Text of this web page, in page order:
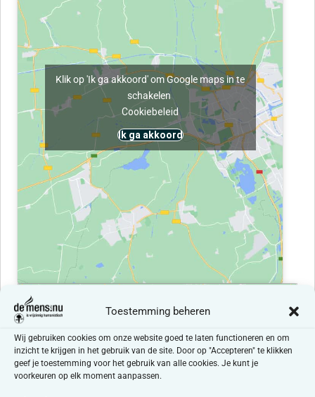
Toestemming beheren
Wij gebruiken cookies om onze website goed te laten functioneren en om
inzicht te krijgen in het gebruik van de site. Door op "Accepteren" te klikken
geef je toestemming voor het gebruik van alle cookies. Je kunt je
voorkeuren op elk moment aanpassen.
Klik op 'Ik ga akkoord' om Google maps in te
schakelen
Cookiebeleid
Ik ga akkoord
Klik op 'Ik ga akkoord' om Google maps in te
schakelen